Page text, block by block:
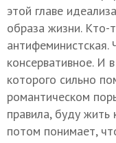
этой главе
образа жизни. Кто-
консервативное. И
которого сильно
романтическом
правила, буду жить
потом понимает,